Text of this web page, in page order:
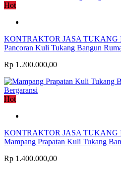
Hot
KONTRAKTOR JASA TUKANG
Pancoran Kuli Tukang Bangun
Rp 1.200.000,00
Hot
KONTRAKTOR JASA TUKANG
Mampang Prapatan Kuli Tukang
Rp 1.400.000,00